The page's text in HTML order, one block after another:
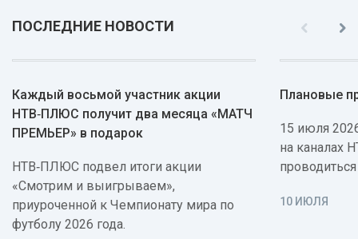
ПОСЛЕДНИЕ НОВОСТИ
Каждый восьмой участник акции
НТВ‑ПЛЮС получит два месяца «МАТЧ
ПРЕМЬЕР» в подарок
НТВ‑ПЛЮС подвел итоги акции
«Смотрим и выигрываем»,
приуроченной к Чемпионату мира по
футболу 2026 года.
Плановые
15 июля
на каналах
10 ИЮЛЯ